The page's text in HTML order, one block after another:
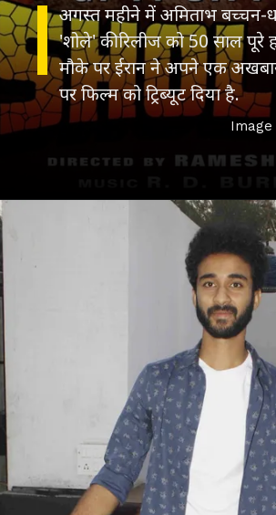
अगस्त महीने में अमिताभ बच्चन-
'शोले' की रिलीज को 50 साल पूरे
मौके पर ईरान ने अपने एक
पर फिल्म को ट्रिब्यूट दिया है.